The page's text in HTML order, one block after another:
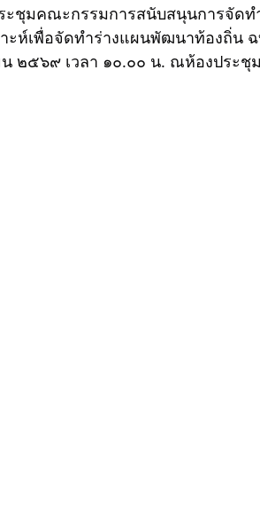
ะห์เพื่อจัดทำร่างแผนพัฒนาท้องถิ่น
๕๖๙ เวลา ๑๐.๐๐ น. ณห้องประชุ